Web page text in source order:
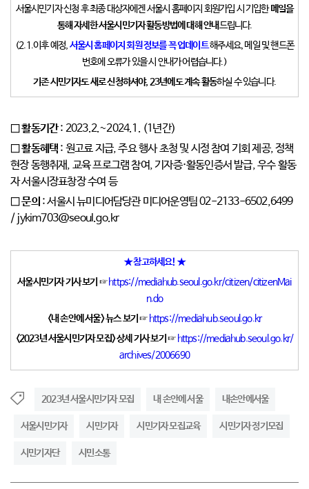
서울시민기자 신청 후 최종 대상자에겐 서울시 홈페이지 회원가입 시 기입한메일을
통해 자세한 서울시민기자 활동방법에 대해 안내드립니다.
(2.1.이후 예정,서울시 홈페이지 회원 정보를 꼭 업데이트해주세요, 메일 및 핸드폰
번호에 오류가 있을 시 안내가 어렵습니다.)
기존 시민기자도 새로 신청하셔야, 23년에도 계속 활동하실 수 있습니다.
□ 활동기간: 2023.2.~2024.1. (1년간)
□ 활동혜택 : 원고료 지급, 주요 행사 초청 및 시정 참여 기회 제공,정책
현장 동행취재, 교육 프로그램 참여, 기자증·활동인증서 발급,우수 활동
자 서울시장표창장 수여 등
□ 문의 : 서울시 뉴미디어담당관 미디어운영팀02-2133-6502,6499
/ jykim703@seoul.go.kr
★ 참고하세요! ★
서울시민기자 기사 보기 ☞https://mediahub.seoul.go.kr/citizen/citizenMai
n.do
<내 손안에 서울> 뉴스 보기 ☞ https://mediahub.seoul.go.kr
<2023년 서울시민기자 모집> 상세 기사 보기 ☞ https://mediahub.seoul.go.kr/
archives/2006690
2023년 서울시민기자 모집 내 손안에 서울 내손안에서울
서울시민기자 시민기자 시민기자 모집교육 시민기자 정기모집
시민기자단 시민소통